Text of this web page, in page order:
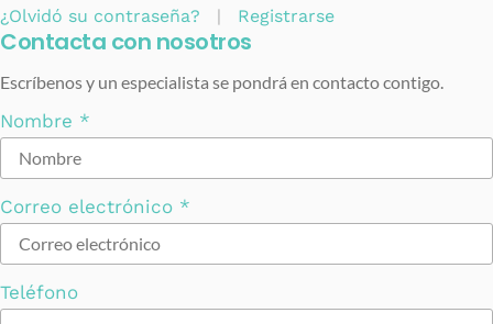
¿Olvidó su contraseña? | Registrarse
Contacta con nosotros
Escríbenos y un especialista se pondrá en contacto contigo.
Nombre *
Correo electrónico *
Teléfono